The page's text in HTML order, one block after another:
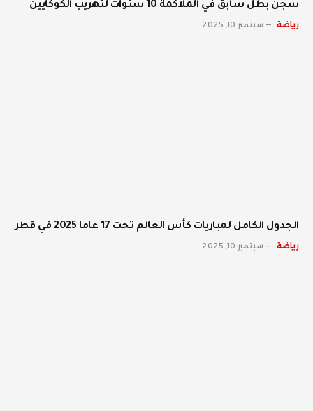
سجن بطل سابق في الملاكمة 10 سنوات لتهريب الكوكايين
رياضة سبتمبر 10, 2025
الجدول الكامل لمباريات كأس العالم تحت 17 عاما 2025 في قطر
رياضة سبتمبر 10, 2025